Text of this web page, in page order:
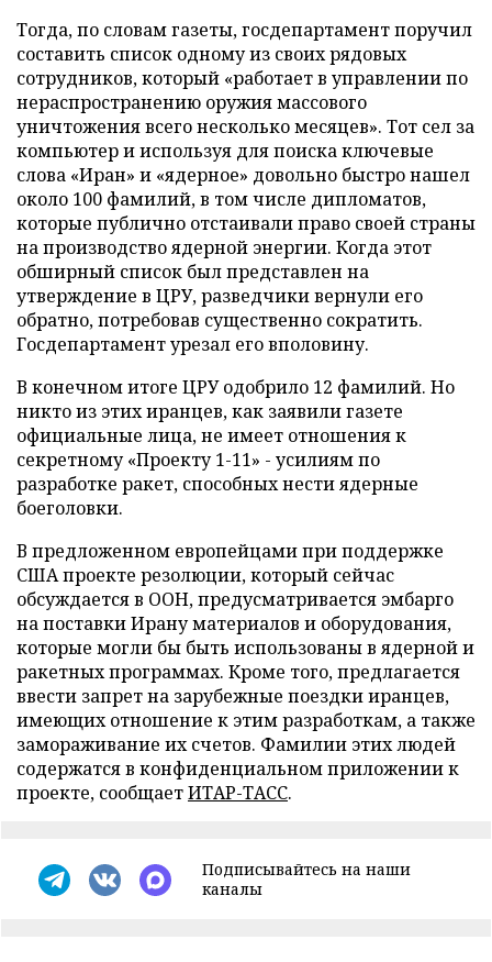
Тогда, по словам газеты, госдепартамент поручил
составить список одному из своих рядовых
сотрудников, который «работает в управлении по
нераспространению оружия массового
уничтожения всего несколько месяцев». Тот сел за
компьютер и используя для поиска ключевые
слова «Иран» и «ядерное» довольно быстро нашел
около 100 фамилий, в том числе дипломатов,
которые публично отстаивали право своей страны
на производство ядерной энергии. Когда этот
обширный список был представлен на
утверждение в ЦРУ, разведчики вернули его
обратно, потребовав существенно сократить.
Госдепартамент урезал его вполовину.
В конечном итоге ЦРУ одобрило 12 фамилий. Но
никто из этих иранцев, как заявили газете
официальные лица, не имеет отношения к
секретному «Проекту 1-11» - усилиям по
разработке ракет, способных нести ядерные
боеголовки.
В предложенном европейцами при поддержке
США проекте резолюции, который сейчас
обсуждается в ООН, предусматривается эмбарго
на поставки Ирану материалов и оборудования,
которые могли бы быть использованы в ядерной и
ракетных программах. Кроме того, предлагается
ввести запрет на зарубежные поездки иранцев,
имеющих отношение к этим разработкам, а также
замораживание их счетов. Фамилии этих людей
содержатся в конфиденциальном приложении к
проектe, сообщаетИТАР-ТАСС.
Подписывайтесь на наши
каналы